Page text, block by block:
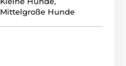
Mittelgroße Hunde